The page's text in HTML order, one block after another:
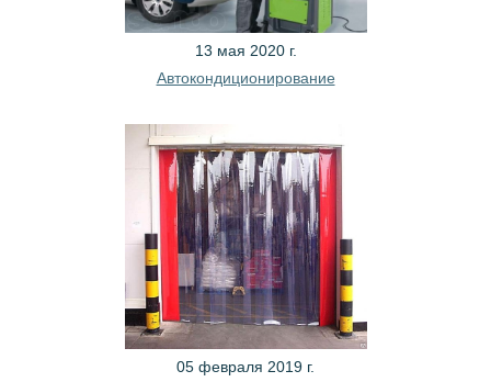
13 мая 2020 г.
Автокондиционирование
05 февраля 2019 г.